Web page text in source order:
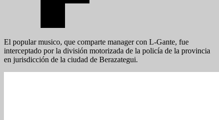
El popular musico, que comparte manager con L-Gante, fue
interceptado por la división motorizada de la policía de la provincia
en jurisdicción de la ciudad de Berazategui.